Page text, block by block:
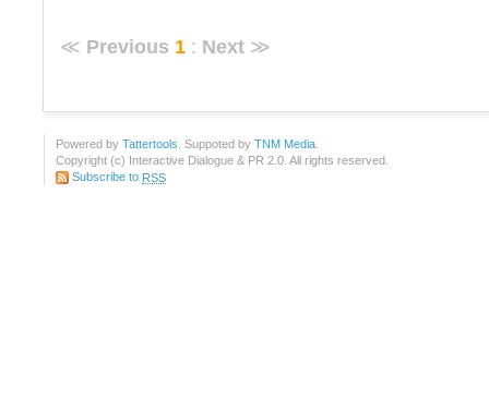
≪ Previous 1 : Next ≫
Powered by Tattertools . Suppoted by TNM Media
Copyright (c) Interactive Dialogue & PR 2.0. All rights reserved.
Subscribe to RSS